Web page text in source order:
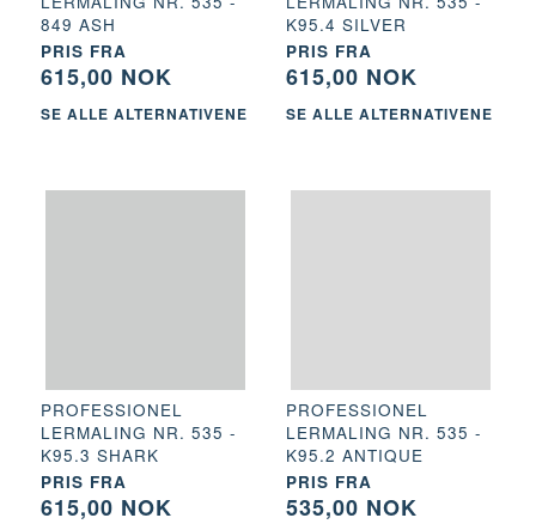
849 ASH
PRIS FRA
615,00 NOK
SE ALLE ALTERNATIVENE
K95.4 SILVER
PRIS FRA
615,00 NOK
SE ALLE ALTERNATIVENE
PROFESSIONEL
LERMALING NR. 535 -
K95.3 SHARK
PRIS FRA
615,00 NOK
PROFESSIONEL
LERMALING NR. 535 -
K95.2 ANTIQUE
PRIS FRA
535,00 NOK